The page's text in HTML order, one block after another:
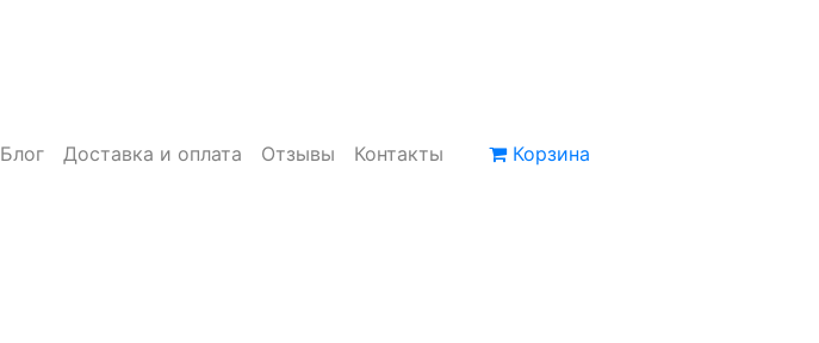
Блог Доставка и оплата Отзывы Контакты Корзина